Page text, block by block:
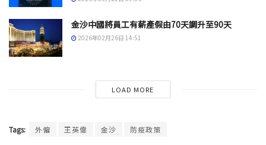
金沙中國將員工有薪產假由70天調升至90天
2026年02月26日 14:51
LOAD MORE
Tags: 外僱 王英偉 金沙 防疫政策